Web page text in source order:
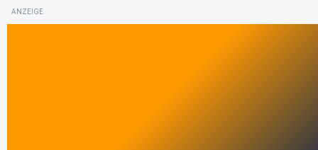
ANZEIGE